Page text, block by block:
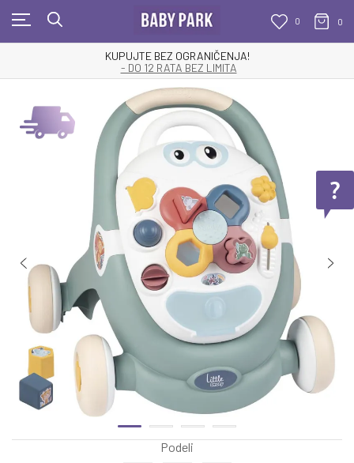
0 0
KUPUJTE BEZ OGRANIČENJA!
- DO 12 RATA BEZ LIMITA
Podeli